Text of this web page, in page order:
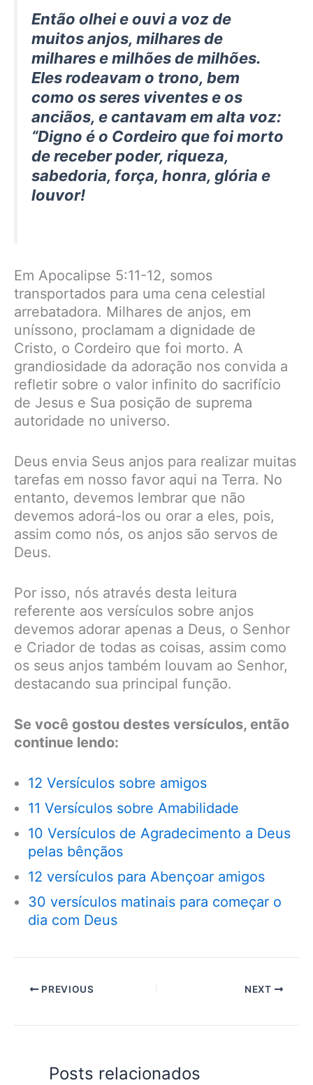
Então olhei e ouvi a voz de
muitos anjos, milhares de
milhares e milhões de milhões.
Eles rodeavam o trono, bem
como os seres viventes e os
anciãos, e cantavam em alta voz:
“Digno é o Cordeiro que foi morto
de receber poder, riqueza,
sabedoria, força, honra, glória e
louvor!
Em Apocalipse 5:11-12, somos
transportados para uma cena celestial
arrebatadora. Milhares de anjos, em
uníssono, proclamam a dignidade de
Cristo, o Cordeiro que foi morto. A
grandiosidade da adoração nos convida a
refletir sobre o valor infinito do sacrifício
de Jesus e Sua posição de suprema
autoridade no universo.
Deus envia Seus anjos para realizar muitas
tarefas em nosso favor aqui na Terra. No
entanto, devemos lembrar que não
devemos adorá-los ou orar a eles, pois,
assim como nós, os anjos são servos de
Deus.
Por isso, nós através desta leitura
referente aos versículos sobre anjos
devemos adorar apenas a Deus, o Senhor
e Criador de todas as coisas, assim como
os seus anjos também louvam ao Senhor,
destacando sua principal função.
Se você gostou destes versículos, então
continue lendo:
12 Versículos sobre amigos
11 Versículos sobre Amabilidade
10 Versículos de Agradecimento a Deus
pelas bênçãos
12 versículos para Abençoar amigos
30 versículos matinais para começar o
dia com Deus
PREVIOUS NEXT
Posts relacionados